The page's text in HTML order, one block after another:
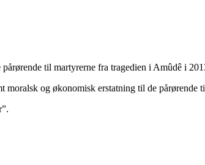
til martyrerne fra tragedien i Amûdê i
og økonomisk erstatning til de pårørende